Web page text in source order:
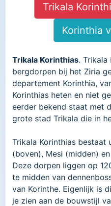
Trikala
Korinthia
Trikala Korinthias. Trikala
bergdorpen bij het Ziria
departement Korinthia,
Korinthias heten en niet
eerder bekend staat met
grote stad Trikala die in
Trikala Korinthias bestaat
(boven), Mesi (midden)
Deze dorpen liggen op
te midden van
van Korinthe. Eigenlijk is
je zien aan de bouwstijl